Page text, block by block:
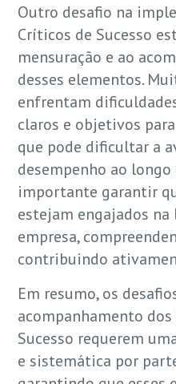
Outro desafio na
Críticos de Sucesso
mensuração e ao
desses elementos.
enfrentam
claros e objetivos
que pode dificultar a
desempenho ao
importante garantir
estejam engajados na
empresa,
contribuindo
Em resumo, os
acompanhamento
Sucesso requerem
e sistemática por